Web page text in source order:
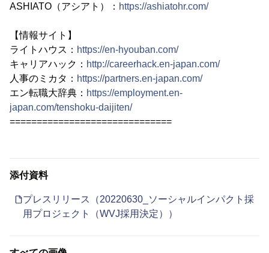
ASHIATO（アシアト）： https://ashiatohr.com/
【情報サイト】
ライトハウス： https://en-hyouban.com/
キャリアハック： http://careerhack.en-japan.com/
人事のミカタ： https://partners.en-japan.com/
エン転職大辞典： https://employment.en-
japan.com/tenshoku-daijiten/
==============================
添付資料
プレスリリース（20220630_ソーシャルインパクト採
用プロジェクト（WVJ採用決定））